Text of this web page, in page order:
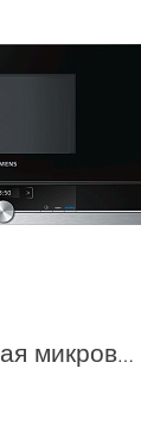
Встраиваемая микроволновая печь Siemens BF 634LGS1 в Москве